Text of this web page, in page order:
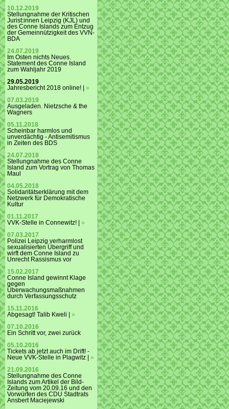
10.12.2019
Stellungnahme der Kritischen
Jurist:innen Leipzig (KJL) und
des Conne Islands zum Entzug
der Gemeinnützigkeit des VVN-
BDA
24.07.2019
Im Osten nichts Neues.
Statement des Conne Island
zum Wahljahr 2019
29.05.2019
Jahresbericht 2018 online! | »
07.03.2019
Ausgeladen. Nietzsche & the
Wagners
05.11.2018
Scheinbar harmlos und
unverdächtig - Antisemitismus
in Zeiten des BDS
24.07.2018
Stellungnahme des Conne
Island zum Vortrag von Thomas
Maul
04.05.2018
Solidaritätserklärung mit dem
Netzwerk für Demokratische
Kultur
01.11.2017
VVK-Stelle in Connewitz! | »
07.03.2017
Polizei Leipzig verharmlost
sexualisierten Übergriff und
wirft dem Conne Island zu
Unrecht Rassismus vor
15.02.2017
Conne Island gewinnt Klage
gegen
Überwachungsmaßnahmen
durch Verfassungsschutz
15.11.2016
Abgesagt! Talib Kweli | »
07.10.2016
Ein Schritt vor, zwei zurück
05.10.2016
Tickets ab jetzt auch im Drift! -
Neue VVK-Stelle in Plagwitz | »
21.09.2016
Stellungnahme des Conne
Islands zum Artikel der Bild-
Zeitung vom 20.09.16 und den
Vorwürfen des CDU Stadtrats
Ansbert Maciejewski